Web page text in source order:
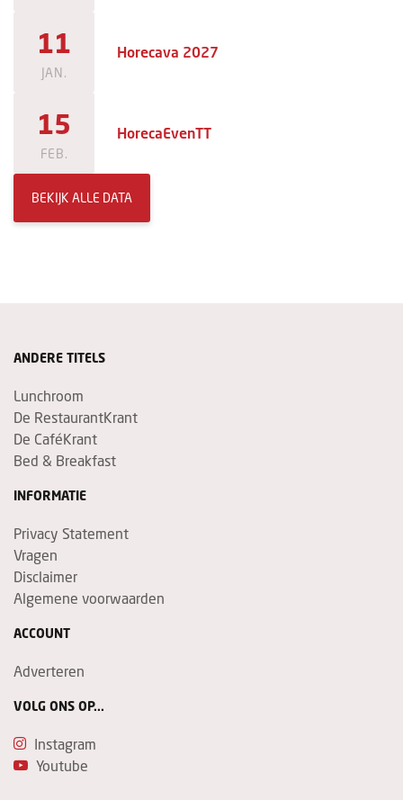
11
JAN.
Horecava 2027
15
FEB.
HorecaEvenTT
BEKIJK ALLE DATA
ANDERE TITELS
Lunchroom
De RestaurantKrant
De CaféKrant
Bed & Breakfast
INFORMATIE
Privacy Statement
Vragen
Disclaimer
Algemene voorwaarden
ACCOUNT
Adverteren
VOLG ONS OP...
Instagram
Youtube